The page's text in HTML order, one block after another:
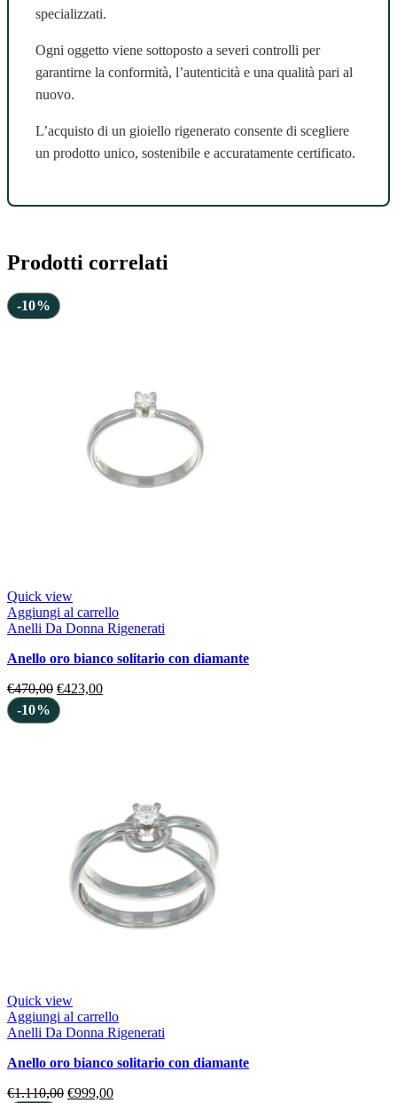
specializzati.
Ogni oggetto viene sottoposto a severi controlli per
garantirne la conformità, l’autenticità e una qualità pari al
nuovo.
L’acquisto di un gioiello rigenerato consente di scegliere
un prodotto unico, sostenibile e accuratamente certificato.
Prodotti correlati
-10%
Quick view
Aggiungi al carrello
Anelli Da Donna Rigenerati
anello oro bianco solitario con diamante
€470,00 €423,00
-10%
Quick view
Aggiungi al carrello
Anelli Da Donna Rigenerati
anello oro bianco solitario con diamante
€1.110,00 €999,00